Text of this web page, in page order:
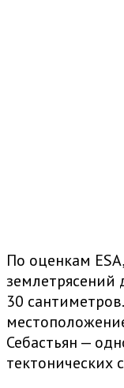
По оценкам
землетрясений
30
Себастьян —
тектонических